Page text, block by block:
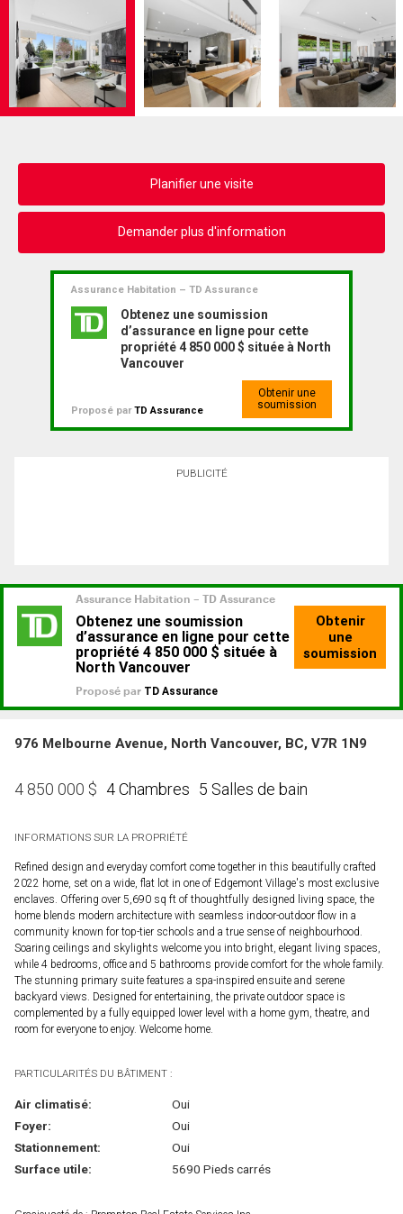
Planifier une visite
Demander plus d'information
Assurance Habitation – TD Assurance
Obtenez une soumission
d’assurance en ligne pour cette
propriété 4 850 000 $ située à North
Vancouver
Proposé parTD Assurance
Obtenir une
soumission
PUBLICITÉ
976 Melbourne Avenue, North Vancouver, BC, V7R 1N9
4 850 000 $ 4 Chambres 5 Salles de bain
INFORMATIONS SUR LA PROPRIÉTÉ
Refined design and everyday comfort come together in this beautifully crafted
2022 home, set on a wide, flat lot in one of Edgemont Village's most exclusive
enclaves. Offering over 5,690 sq ft of thoughtfully designed living space, the
home blends modern architecture with seamless indoor-outdoor flow in a
community known for top-tier schools and a true sense of neighbourhood.
Soaring ceilings and skylights welcome you into bright, elegant living spaces,
while 4 bedrooms, office and 5 bathrooms provide comfort for the whole family.
The stunning primary suite features a spa-inspired ensuite and serene
backyard views. Designed for entertaining, the private outdoor space is
complemented by a fully equipped lower level with a home gym, theatre, and
room for everyone to enjoy. Welcome home.
PARTICULARITÉS DU BÂTIMENT :
Air climatisé:
Oui
Foyer:
Oui
Stationnement:
Oui
Surface utile:
5690 Pieds carrés